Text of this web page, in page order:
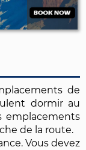
de
dormir au
emplacements
de la route.
Vous devez